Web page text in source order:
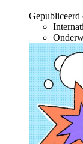
Gepubliceerd